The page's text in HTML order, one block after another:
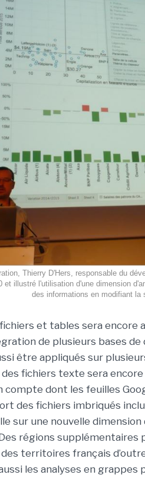
Thierry D'Hers, responsable du
et illustré l'utilisation d'une dimension
des informations en modifiant la
et tables sera encore
de plusieurs bases
être appliqués sur
fichiers texte sera
dont les feuilles
des fichiers imbriqués
sur une nouvelle
Des régions
territoires français
les analyses en